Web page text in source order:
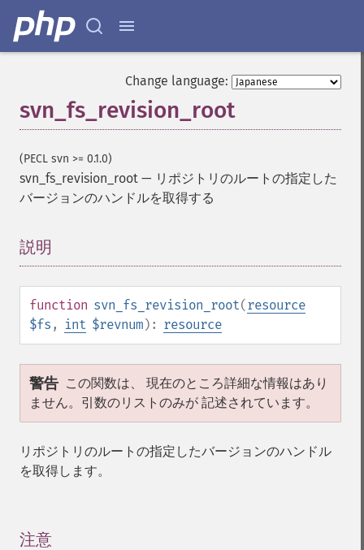
Change language:
svn_fs_revision_root
(PECL svn >= 0.1.0)
svn_fs_revision_root — リポジトリのルートの指定した
バージョンのハンドルを取得する
説明
function svn_fs_revision_root(resource
$fs , int $revnum): resource
警告 この関数は、 現在のところ詳細な情報はあり
ません。引数のリストのみが 記述されています。
リポジトリのルートの指定したバージョンのハンドル
を取得します。
注意